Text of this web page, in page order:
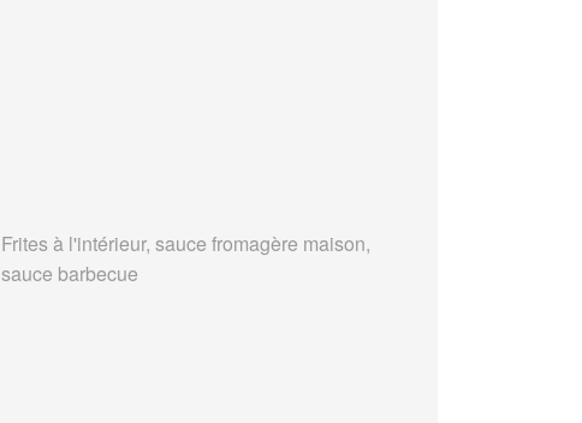
Frites à l'intérieur, sauce fromagère maison,
sauce barbecue